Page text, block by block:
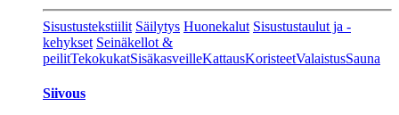
Sisustustekstiilit Säilytys Huonekalut Sisustustaulut ja -
kehykset Seinäkellot &
peilitTekokukatSisäkasveilleKattausKoristeetValaistusSauna
Siivous